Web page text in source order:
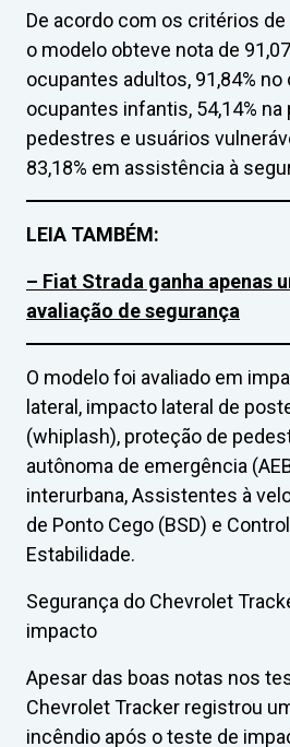
De acordo com os critérios de
o modelo obteve nota de
ocupantes adultos, 91,84% no
ocupantes infantis, 54,14% na
pedestres e usuários
83,18% em assistência à
LEIA TAMBÉM:
– Fiat Strada ganha apenas
avaliação de segurança
O modelo foi avaliado em
lateral, impacto lateral de
(whiplash), proteção de
autônoma de emergência
interurbana, Assistentes à
de Ponto Cego (BSD) e
Estabilidade.
Segurança do Chevrolet
impacto
Apesar das boas notas nos
Chevrolet Tracker registrou
incêndio após o teste de